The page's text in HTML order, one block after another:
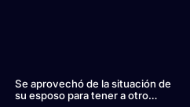
Se aprovechó de la situación de
su esposo para tener a otro